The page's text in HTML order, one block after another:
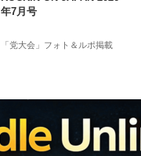
年7月号
「党大会」フォト＆ルポ掲載